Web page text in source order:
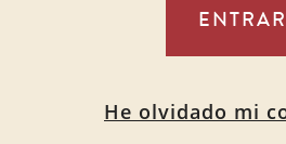
Alternative:He olvidado mi